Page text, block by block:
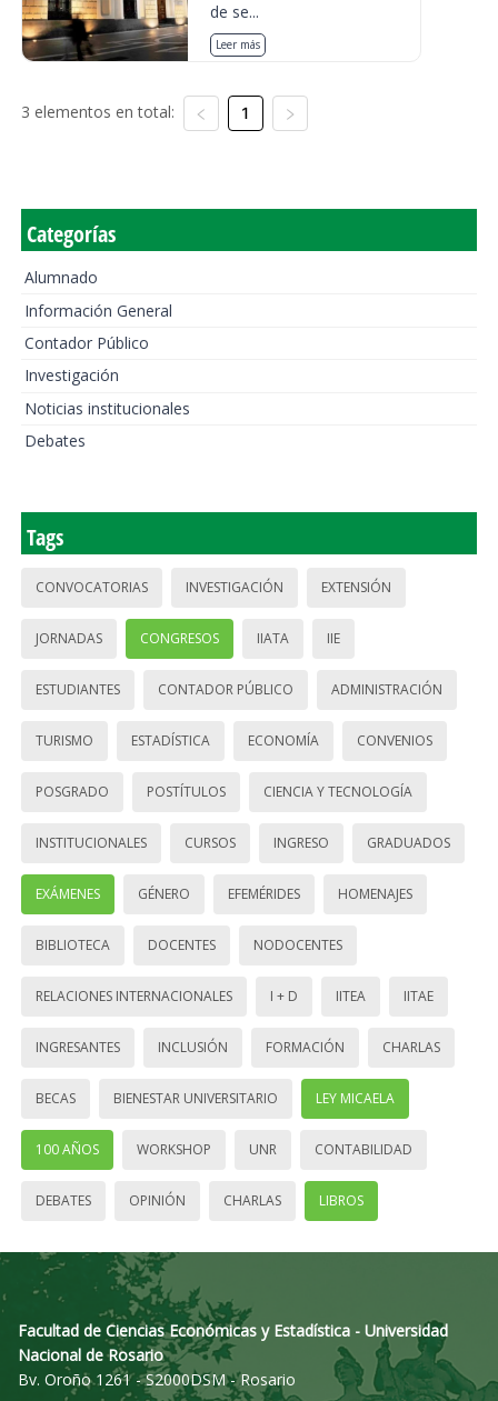
de se...
Leer más
3 elementos en total: 1
Categorías
Alumnado
Información General
Contador Público
Investigación
Noticias institucionales
Debates
Tags
CONVOCATORIAS INVESTIGACIÓN EXTENSIÓN
JORNADAS CONGRESOS IIATA IIE
ESTUDIANTES CONTADOR PÚBLICO ADMINISTRACIÓN
TURISMO ESTADÍSTICA ECONOMÍA CONVENIOS
POSGRADO POSTÍTULOS CIENCIA Y TECNOLOGÍA
INSTITUCIONALES CURSOS INGRESO GRADUADOS
EXÁMENES GÉNERO EFEMÉRIDES HOMENAJES
BIBLIOTECA DOCENTES NODOCENTES
RELACIONES INTERNACIONALES I + D IITEA IITAE
INGRESANTES INCLUSIÓN FORMACIÓN CHARLAS
BECAS BIENESTAR UNIVERSITARIO LEY MICAELA
100 AÑOS WORKSHOP UNR CONTABILIDAD
DEBATES OPINIÓN CHARLAS LIBROS
Facultad de Ciencias Económicas y Estadística - Universidad
Nacional de Rosario
Bv. Oroño 1261 - S2000DSM - Rosario